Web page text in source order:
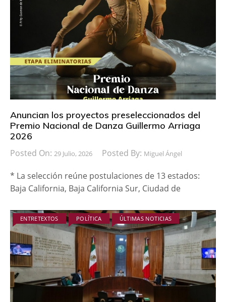
Anuncian los proyectos preseleccionados del
Premio Nacional de Danza Guillermo Arriaga
2026
Posted On: 29 Julio, 2026 Posted By: Miguel Ángel
* La selección reúne postulaciones de 13 estados:
Baja California, Baja California Sur, Ciudad de
ENTRETEXTOS POLÍTICA ÚLTIMAS NOTICIAS